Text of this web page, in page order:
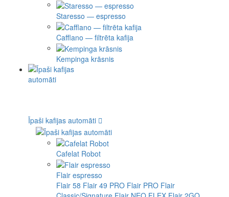
Staresso — espresso
Cafflano — filtrēta kafija
Kempinga krāsnis
Īpaši kafijas automāti
Cafelat Robot
Flair espresso
Flair 58 Flair 49 PRO Flair PRO Flair